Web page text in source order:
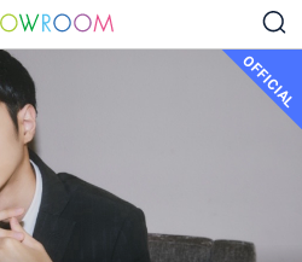
OFFICIAL